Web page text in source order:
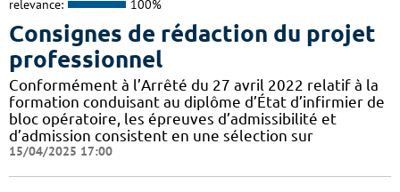
relevance: 100%
Consignes de rédaction du projet
professionnel
Conformément à l’Arrêté du 27 avril 2022 relatif à la
formation conduisant au diplôme d’État d’infirmier de
bloc opératoire, les épreuves d’admissibilité et
d’admission consistent en une sélection sur
15/04/2025 17:00